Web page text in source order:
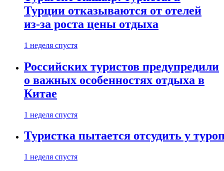
Турции отказываются от отелей
из-за роста цены отдыха
1 неделя спустя
Российских туристов предупредили
о важных особенностях отдыха в
Китае
1 неделя спустя
Туристка пытается отсудить у
1 неделя спустя